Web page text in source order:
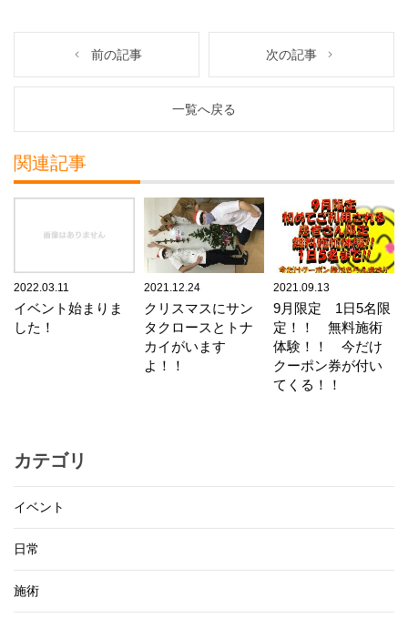
前の記事 次の記事
一覧へ戻る
関連記事
2022.03.11
イベント始まりま
した！
2021.12.24
クリスマスにサン
タクロースとトナ
カイがいます
よ！！
2021.09.13
9月限定 1日5名限
定！！ 無料施術
体験！！ 今だけ
クーポン券が付い
てくる！！
カテゴリ
イベント
日常
施術